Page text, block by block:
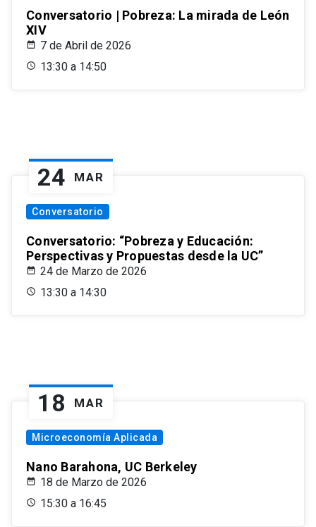
Conversatorio | Pobreza: La mirada de León
XIV
7 de Abril de 2026
13:30 a 14:50
24 MAR
Conversatorio
Conversatorio: “Pobreza y Educación:
Perspectivas y Propuestas desde la UC”
24 de Marzo de 2026
13:30 a 14:30
18 MAR
Microeconomía Aplicada
Nano Barahona, UC Berkeley
18 de Marzo de 2026
15:30 a 16:45